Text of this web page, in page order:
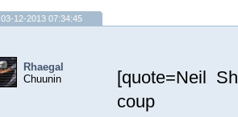
03-12-2013 07:34:45
Rhaegal
Chuunin
[quote=Neil
coup